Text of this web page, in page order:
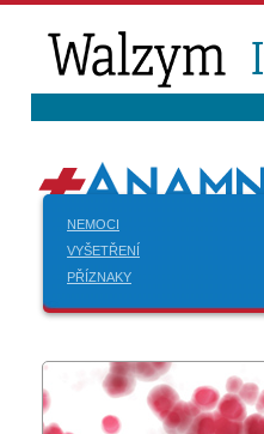
NEMOCI
VYŠETŘENÍ
PŘÍZNAKY